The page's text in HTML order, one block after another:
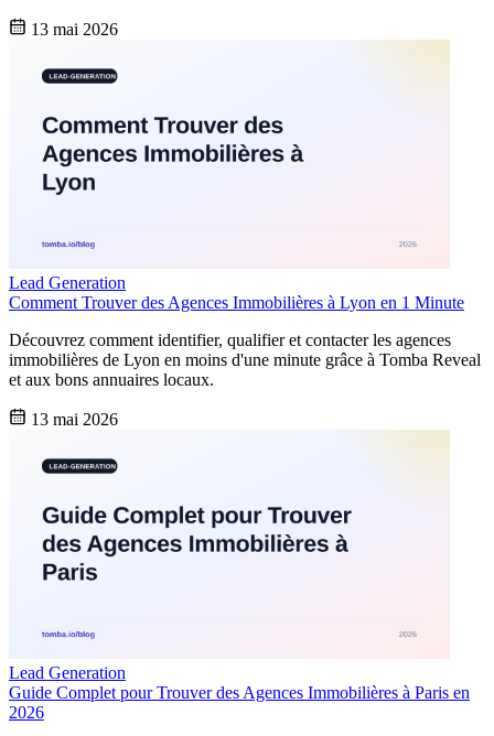
13 mai 2026
Lead Generation
Comment Trouver des Agences Immobilières à Lyon en 1 Minute
Découvrez comment identifier, qualifier et contacter les agences
immobilières de Lyon en moins d'une minute grâce à Tomba Reveal
et aux bons annuaires locaux.
13 mai 2026
Lead Generation
Guide Complet pour Trouver des Agences Immobilières à Paris en
2026